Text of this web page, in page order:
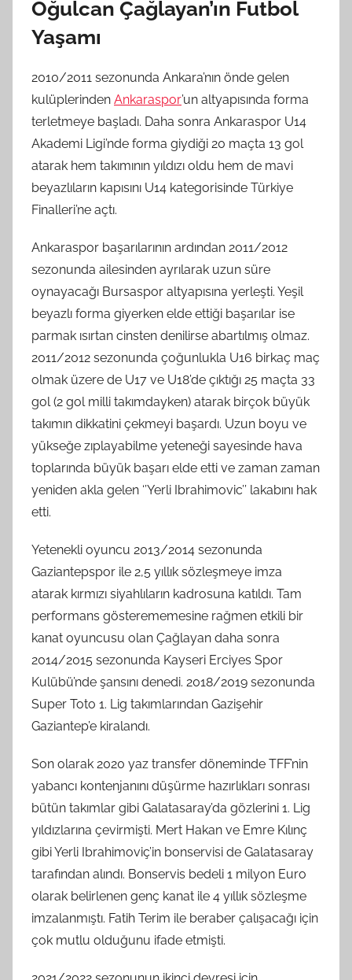
Oğulcan Çağlayan’ın Futbol
Yaşamı
2010/2011 sezonunda Ankara’nın önde gelen
kulüplerinden Ankaraspor’un altyapısında forma
terletmeye başladı. Daha sonra Ankaraspor U14
Akademi Ligi’nde forma giydiği 20 maçta 13 gol
atarak hem takımının yıldızı oldu hem de mavi
beyazlıların kapısını U14 kategorisinde Türkiye
Finalleri’ne açtı.
Ankaraspor başarılarının ardından 2011/2012
sezonunda ailesinden ayrılarak uzun süre
oynayacağı Bursaspor altyapısına yerleşti. Yeşil
beyazlı forma giyerken elde ettiği başarılar ise
parmak ısırtan cinsten denilirse abartılmış olmaz.
2011/2012 sezonunda çoğunlukla U16 birkaç maç
olmak üzere de U17 ve U18’de çıktığı 25 maçta 33
gol (2 gol milli takımdayken) atarak birçok büyük
takımın dikkatini çekmeyi başardı. Uzun boyu ve
yükseğe zıplayabilme yeteneği sayesinde hava
toplarında büyük başarı elde etti ve zaman zaman
yeniden akla gelen ‘’Yerli Ibrahimovic’’ lakabını hak
etti.
Yetenekli oyuncu 2013/2014 sezonunda
Gaziantepspor ile 2,5 yıllık sözleşmeye imza
atarak kırmızı siyahlıların kadrosuna katıldı. Tam
performans gösterememesine rağmen etkili bir
kanat oyuncusu olan Çağlayan daha sonra
2014/2015 sezonunda Kayseri Erciyes Spor
Kulübü’nde şansını denedi. 2018/2019 sezonunda
Super Toto 1. Lig takımlarından Gazişehir
Gaziantep’e kiralandı.
Son olarak 2020 yaz transfer döneminde TFF’nin
yabancı kontenjanını düşürme hazırlıkları sonrası
bütün takımlar gibi Galatasaray’da gözlerini 1. Lig
yıldızlarına çevirmişti. Mert Hakan ve Emre Kılınç
gibi Yerli Ibrahimoviç’in bonservisi de Galatasaray
tarafından alındı. Bonservis bedeli 1 milyon Euro
olarak belirlenen genç kanat ile 4 yıllık sözleşme
imzalanmıştı. Fatih Terim ile beraber çalışacağı için
çok mutlu olduğunu ifade etmişti.